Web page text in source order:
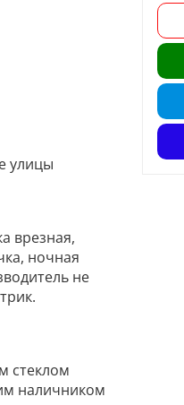
улицы
врезная,
ночная
не
стеклом
наличником